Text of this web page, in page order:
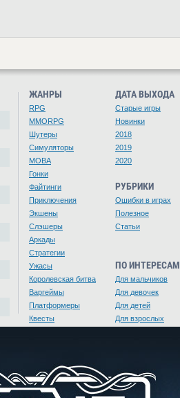
ЖАНРЫ
RPG
MMORPG
Шутеры
Симуляторы
MOBA
Гонки
Файтинги
Приключения
Экшены
Слэшеры
Аркады
Стратегии
Ужасы
Королевская битва
Варгеймы
Платформеры
Квесты
ДАТА ВЫХОДА
Старые игры
Новинки
2018
2019
2020
РУБРИКИ
Ошибки в играх
Полезное
Статьи
ПО ИНТЕРЕСАМ
Для мальчиков
Для девочек
Для детей
Для взрослых